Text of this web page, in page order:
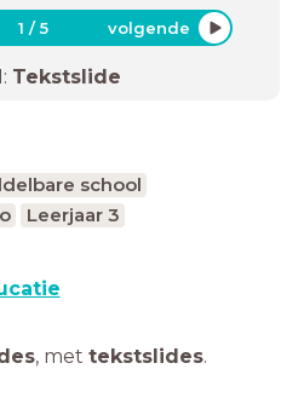
1 /5 volgende
: Tekstslide
school
Leerjaar 3
, met tekstslides.